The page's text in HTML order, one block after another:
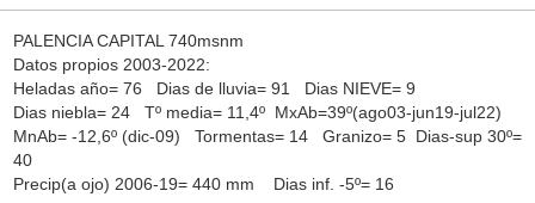
PALENCIA CAPITAL 740msnm
Datos propios 2003-2022:
Heladas año= 76 Dias de lluvia= 91 Dias NIEVE= 9
Dias niebla= 24 Tº media= 11,4º MxAb=39º(ago03-jun19-jul22)
MnAb= -12,6º (dic-09) Tormentas= 14 Granizo= 5 Dias-sup 30º=
40
Precip(a ojo) 2006-19= 440 mm Dias inf. -5º= 16